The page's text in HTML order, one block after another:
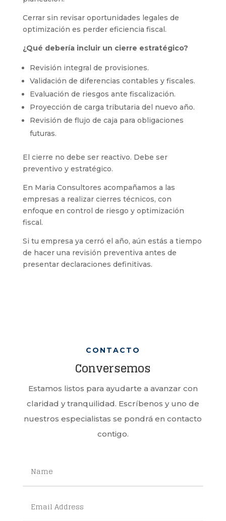
Cerrar sin revisar oportunidades legales de
optimización es perder eficiencia fiscal.
¿Qué debería incluir un cierre estratégico?
Revisión integral de provisiones.
Validación de diferencias contables y fiscales.
Evaluación de riesgos ante fiscalización.
Proyección de carga tributaria del nuevo año.
Revisión de flujo de caja para obligaciones
futuras.
El cierre no debe ser reactivo. Debe ser
preventivo y estratégico.
En Maria Consultores acompañamos a las
empresas a realizar cierres técnicos, con
enfoque en control de riesgo y optimización
fiscal.
Si tu empresa ya cerró el año, aún estás a tiempo
de hacer una revisión preventiva antes de
presentar declaraciones definitivas.
CONTACTO
Conversemos
Estamos listos para ayudarte a avanzar con
claridad y tranquilidad. Escríbenos y uno de
nuestros especialistas se pondrá en contacto
contigo.